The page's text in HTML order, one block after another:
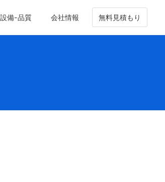
備-品質 会社情報 無料見積もり